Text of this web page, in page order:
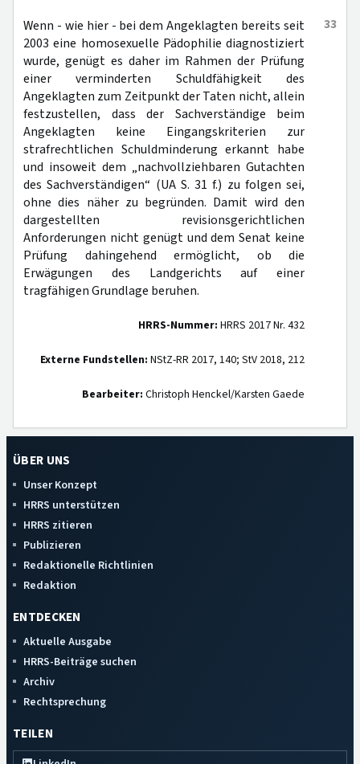
33
Wenn - wie hier - bei dem Angeklagten bereits seit
2003 eine homosexuelle Pädophilie diagnostiziert
wurde, genügt es daher im Rahmen der Prüfung
einer verminderten Schuldfähigkeit des
Angeklagten zum Zeitpunkt der Taten nicht, allein
festzustellen, dass der Sachverständige beim
Angeklagten keine Eingangskriterien zur
strafrechtlichen Schuldminderung erkannt habe
und insoweit dem „nachvollziehbaren Gutachten
des Sachverständigen“ (UA S. 31 f.) zu folgen sei,
ohne dies näher zu begründen. Damit wird den
dargestellten revisionsgerichtlichen
Anforderungen nicht genügt und dem Senat keine
Prüfung dahingehend ermöglicht, ob die
Erwägungen des Landgerichts auf einer
tragfähigen Grundlage beruhen.
HRRS-Nummer: HRRS 2017 Nr. 432
Externe Fundstellen: NStZ-RR 2017, 140; StV 2018, 212
Bearbeiter: Christoph Henckel/Karsten Gaede
ÜBER UNS
Unser Konzept
HRRS unterstützen
HRRS zitieren
Publizieren
Redaktionelle Richtlinien
Redaktion
ENTDECKEN
Aktuelle Ausgabe
HRRS-Beiträge suchen
Archiv
Rechtsprechung
TEILEN